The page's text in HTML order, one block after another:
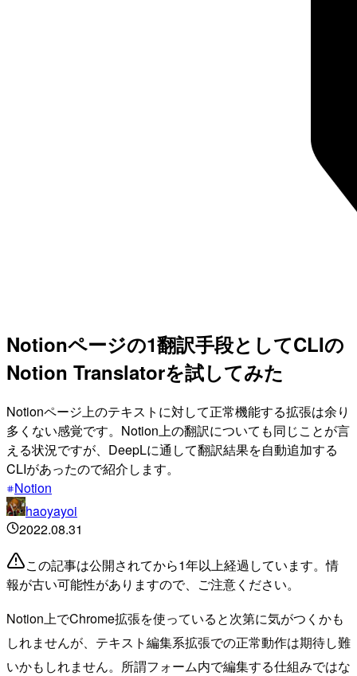
Notionページの1翻訳手段としてCLIの
Notion Translatorを試してみた
Notionページ上のテキストに対して正常機能する拡張は余り
多くない感覚です。Notion上の翻訳についても同じことが言
える状況ですが、DeepLに通して翻訳結果を自動追加する
CLIがあったので紹介します。
Notion
haoyayoi
2022.08.31
この記事は公開されてから1年以上経過しています。情
報が古い可能性がありますので、ご注意ください。
Notion上でChrome拡張を使っていると次第に気がつくかも
しれませんが、テキスト編集系拡張での正常動作は期待し難
いかもしれません。所謂フォーム内で編集する仕組みではな